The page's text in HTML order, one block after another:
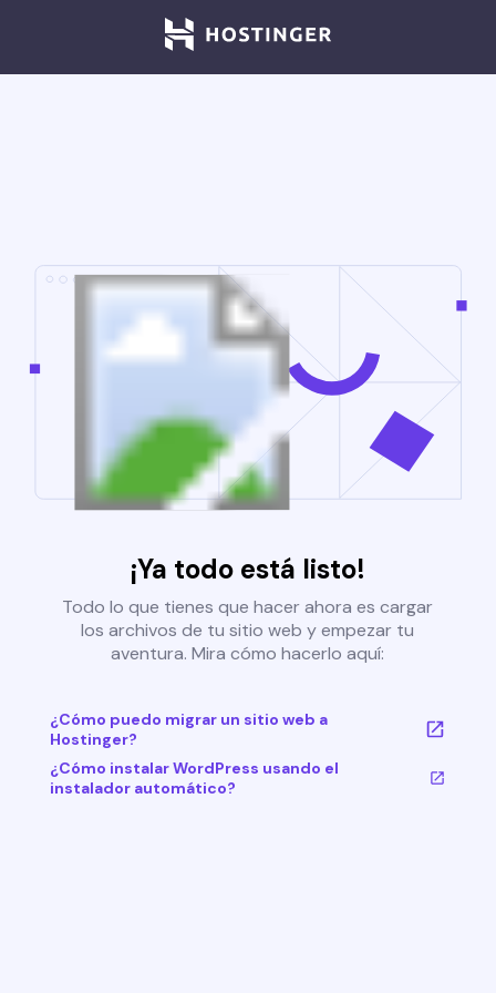
¡Ya todo está listo!
Todo lo que tienes que hacer ahora es cargar
los archivos de tu sitio web y empezar tu
aventura. Mira cómo hacerlo aquí:
¿Cómo puedo migrar un sitio web a
Hostinger?
¿Cómo instalar WordPress usando el
instalador automático?